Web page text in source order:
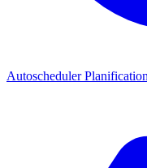
Autoscheduler